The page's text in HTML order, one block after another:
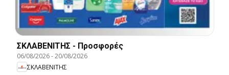
ΣΚΛΑΒΕΝΙΤΗΣ - Προσφορές
06/08/2026-20/08/2026
ΣΚΛΑΒΕΝΙΤΗΣ